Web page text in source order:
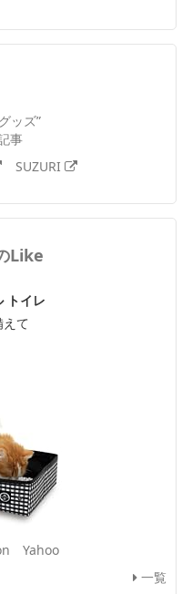
事
SUZURI
トイレ
て
Yahoo
一覧